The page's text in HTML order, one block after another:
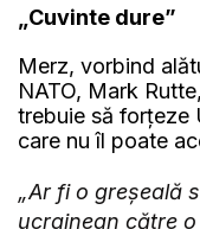
„Cuvinte dure”
Merz, vorbind
NATO, Mark
trebuie să forțeze
care nu îl poate
„Ar fi o greșeală
ucrainean către